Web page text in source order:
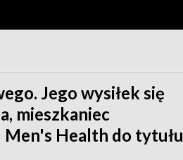
Jego wysiłek się
mieszkaniec
Men's Health do tytułu